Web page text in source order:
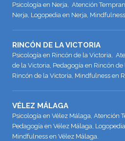
Psicología en Nerja, Atención
Nerja, Logopedia en Nerja,
RINCÓN DE LA VICTORIA
Psicología en Rincón de la Victoria,
de la Victoria, Pedagogía en Rincón
Rincón de la Victoria, Mindfulness en
VÉLEZ MÁLAGA
Psicología en Vélez Málaga, Atención
Pedagogía en Vélez Málaga,
Mindfulness en Vélez Málaga.